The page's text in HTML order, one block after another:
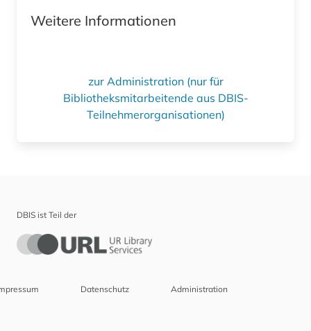
Weitere Informationen
zur Administration (nur für
Bibliotheksmitarbeitende aus DBIS-
Teilnehmerorganisationen)
DBIS ist Teil der
Datenschutz Administration